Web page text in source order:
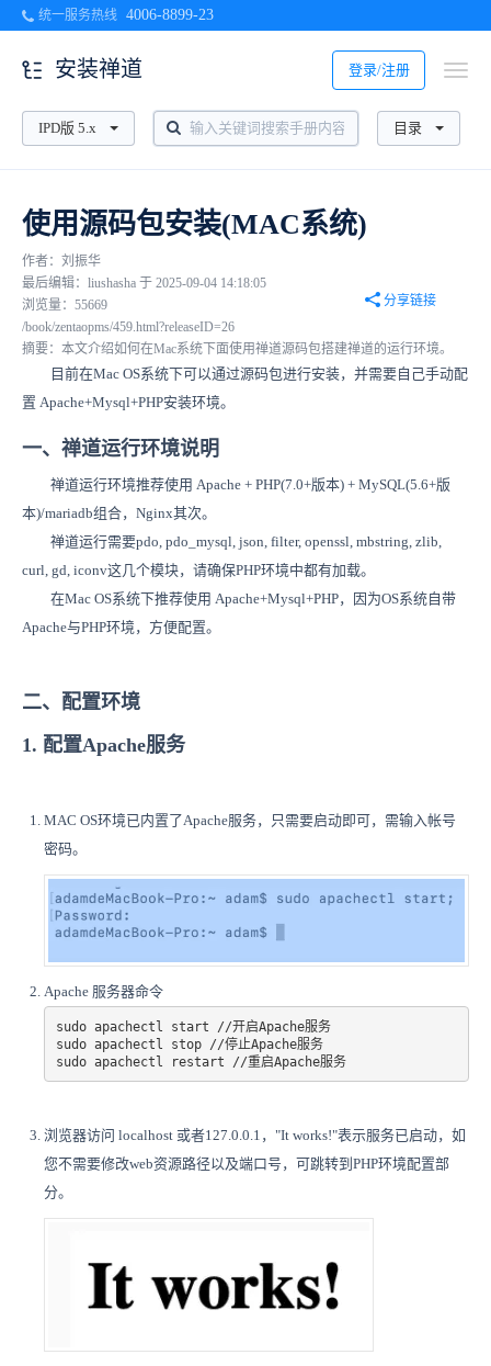
统一服务热线 4006-8899-23
登录/注册
安装禅道
IPD版 5.x 目录
使用源码包安装(MAC系统)
作者：刘振华
最后编辑：liushasha 于 2025-09-04 14:18:05
浏览量：55669
分享链接
/book/zentaopms/459.html?releaseID=26
摘要：本文介绍如何在Mac系统下面使用禅道源码包搭建禅道的运行环境。
目前在Mac OS系统下可以通过源码包进行安装，并需要自己手动配
置 Apache+Mysql+PHP安装环境。
一、禅道运行环境说明
禅道运行环境推荐使用 Apache + PHP(7.0+版本) + MySQL(5.6+版
本)/mariadb组合，Nginx其次。
禅道运行需要pdo, pdo_mysql, json, filter, openssl, mbstring, zlib,
curl, gd, iconv这几个模块，请确保PHP环境中都有加载。
在Mac OS系统下推荐使用 Apache+Mysql+PHP，因为OS系统自带
Apache与PHP环境，方便配置。
二、配置环境
1. 配置Apache服务
MAC OS环境已内置了Apache服务，只需要启动即可，需输入帐号
密码。
Apache 服务器命令
sudo apachectl start //开启Apache服务
sudo apachectl stop //停止Apache服务
sudo apachectl restart //重启Apache服务
浏览器访问 localhost 或者127.0.0.1，"It works!"表示服务已启动，如
您不需要修改web资源路径以及端口号，可跳转到PHP环境配置部
分。